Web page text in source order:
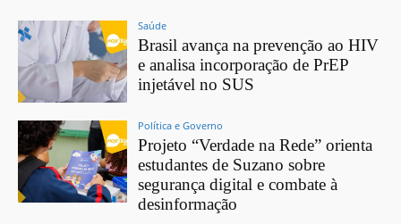
Saúde
Brasil avança na prevenção ao HIV
e analisa incorporação de PrEP
injetável no SUS
Política e Governo
Projeto “Verdade na Rede” orienta
estudantes de Suzano sobre
segurança digital e combate à
desinformação